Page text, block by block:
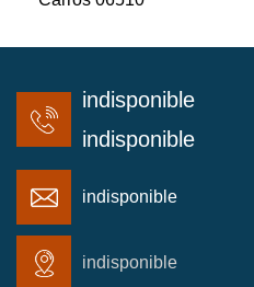
indisponible
indisponible
indisponible
indisponible